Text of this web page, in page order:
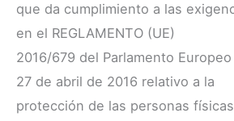
que da cumplimiento a las
en el REGLAMENTO (UE)
2016/679 del Parlamento
27 de abril de 2016 relativo a la
protección de las personas